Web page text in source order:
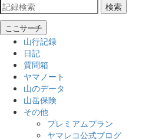
検索
ここサーチ
山行記録
日記
質問箱
ヤマノート
山のデータ
山岳保険
その他
プレミアムプラン
ヤマレコ公式ブログ